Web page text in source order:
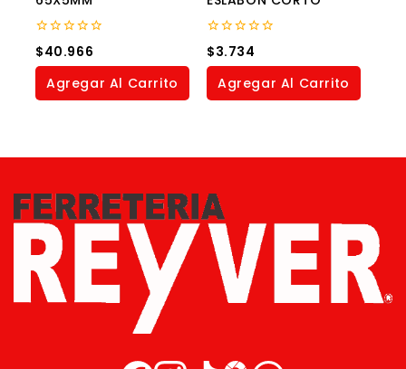
0
out
of
$40.966
Agregar Al Carrito
0
out
of
$3.734
Agregar Al Carrito